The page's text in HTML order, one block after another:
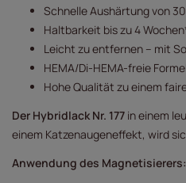
Schnelle Aushärtung von
Haltbarkeit bis zu 4
Leicht zu entfernen – mit
HEMA/Di-HEMA-freie Formel
Hohe Qualität zu einem
Der Hybridlack Nr. 177 in einem
einem Katzenaugeneffekt, wird
Anwendung des Magnetisierers: